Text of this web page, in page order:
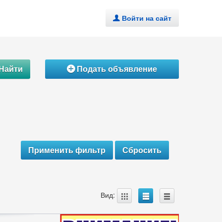
. Войти на сайт
ÁПодать объявление
Вид: A B C